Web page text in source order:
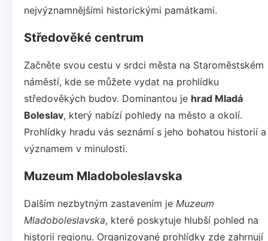
nejvýznamnějšími historickými památkami.
Středověké centrum
Začněte svou cestu v srdci města na Staroměstském
náměstí, kde se můžete vydat na prohlídku
středověkých budov. Dominantou je hrad Mladá
Boleslav, který nabízí pohledy na město a okolí.
Prohlídky hradu vás seznámí s jeho bohatou historií a
významem v minulosti.
Muzeum Mladoboleslavska
Dalším nezbytným zastavením je Muzeum
Mladoboleslavska, které poskytuje hlubší pohled na
historii regionu. Organizované prohlídky zde zahrnují